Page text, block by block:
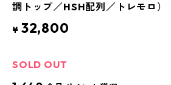
調トップ／HSH配列／トレモロ）
¥ 32,800
SOLD OUT